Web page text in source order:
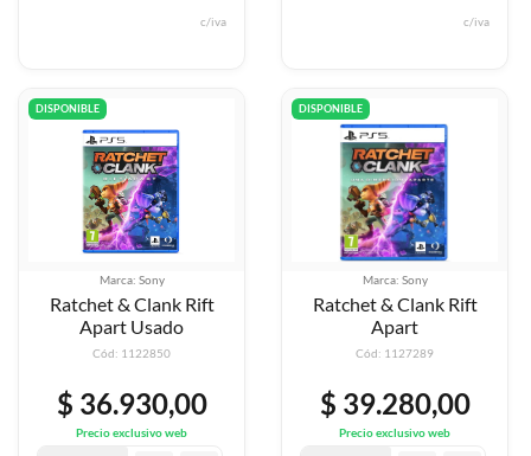
c/iva c/iva
DISPONIBLE
Marca: Sony
Ratchet & Clank Rift
Apart Usado
Cód: 1122850
$ 36.930,00
Precio exclusivo web
DISPONIBLE
Marca: Sony
Ratchet & Clank Rift
Apart
Cód: 1127289
$ 39.280,00
Precio exclusivo web